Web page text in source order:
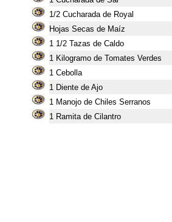
1/2 Cucharada de Royal
Hojas Secas de Maíz
1 1/2 Tazas de Caldo
1 Kilogramo de Tomates Verdes
1 Cebolla
1 Diente de Ajo
1 Manojo de Chiles Serranos
1 Ramita de Cilantro